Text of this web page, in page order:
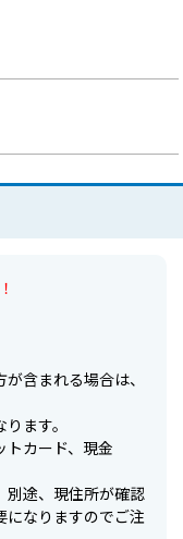
含まれる場合は、
ます。
カード、現金
別途、現住所が確認
になりますのでご注